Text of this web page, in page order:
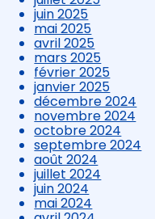
juin 2025
mai 2025
avril 2025
mars 2025
février 2025
janvier 2025
décembre 2024
novembre 2024
octobre 2024
septembre 2024
août 2024
juillet 2024
juin 2024
mai 2024